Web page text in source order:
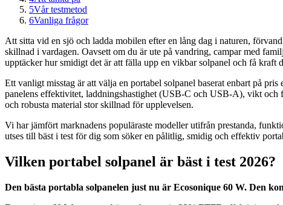
5Vår testmetod
6Vanliga frågor
Att sitta vid en sjö och ladda mobilen efter en lång dag i naturen,
skillnad i vardagen. Oavsett om du är ute på vandring, campar med
upptäcker hur smidigt det är att fälla upp en vikbar solpanel och få kraft
Ett vanligt misstag är att välja en portabel solpanel baserat enbart på
panelens effektivitet, laddningshastighet (USB-C och USB-A), vikt och
och robusta material stor skillnad för upplevelsen.
Vi har jämfört marknadens populäraste modeller utifrån prestanda,
utses till bäst i test för dig som söker en pålitlig, smidig och effektiv
Vilken portabel solpanel är bäst i test 2026?
Den bästa portabla solpanelen just nu är Ecosonique 60 W. Den